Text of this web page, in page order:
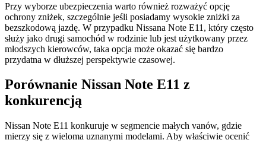
Przy wyborze ubezpieczenia warto również rozważyć opcję
ochrony zniżek, szczególnie jeśli posiadamy wysokie zniżki za
bezszkodową jazdę. W przypadku Nissana Note E11, który często
służy jako drugi samochód w rodzinie lub jest użytkowany przez
młodszych kierowców, taka opcja może okazać się bardzo
przydatna w dłuższej perspektywie czasowej.
Porównanie Nissan Note E11 z
konkurencją
Nissan Note E11 konkuruje w segmencie małych vanów, gdzie
mierzy się z wieloma uznanymi modelami. Aby właściwie ocenić